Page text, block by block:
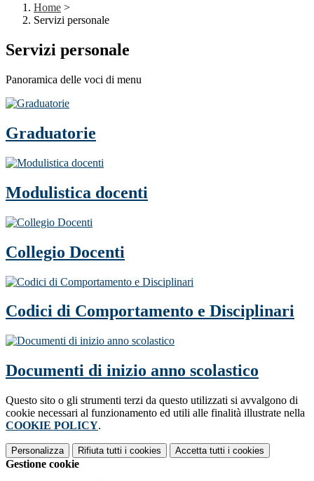
Home >
Servizi personale
Servizi personale
Panoramica delle voci di menu
Graduatorie
Modulistica docenti
Collegio Docenti
Codici di Comportamento e Disciplinari
Documenti di inizio anno scolastico
Questo sito o gli strumenti terzi da questo utilizzati si avvalgono di
cookie necessari al funzionamento ed utili alle finalità illustrate nella
COOKIE POLICY.
Personalizza Rifiuta tutti i cookies Accetta tutti i cookies
Gestione cookie